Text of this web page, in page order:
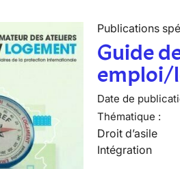
Publications
Guide
emploi/
Date de
Thématique :
Droit d’asile
Intégration